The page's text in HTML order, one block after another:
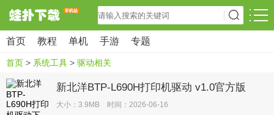
首页 教程 单机 手游 专题
首页 > 系统工具 > 驱动相关
新北洋BTP-L690H打印机驱动 v1.0官方版
大小：3.9MB 时间：2026-06-16